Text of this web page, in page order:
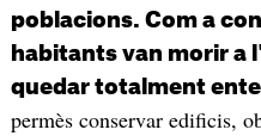
poblacions. Com a
habitants van morir a
quedar totalment
permès conservar edificis,